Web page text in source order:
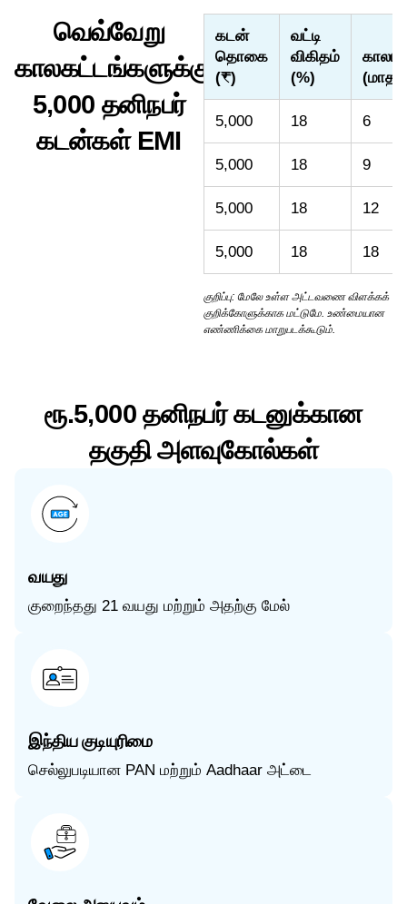
வெவ்வேறு
காலகட்டங்களுக்கு
5,000 தனிநபர்
கடன்கள் EMI
கடன்
தொகை
(₹)
வட்டி
விகிதம்
(%)
காலம்
5,000 18 6
5,000 18 9
5,000 18 12
5,000 18 18
குறிப்பு: மேலே உள்ள அட்டவணை விளக்கக்
குறிக்கோளுக்காக மட்டுமே. உண்மையான
எண்ணிக்கை மாறுபடக்கூடும்.
ரூ.5,000 தனிநபர் கடனுக்கான
தகுதி அளவுகோல்கள்
வயது
குறைந்தது 21 வயது மற்றும் அதற்கு மேல்
இந்திய குடியுரிமை
செல்லுபடியான PAN மற்றும் Aadhaar அட்டை